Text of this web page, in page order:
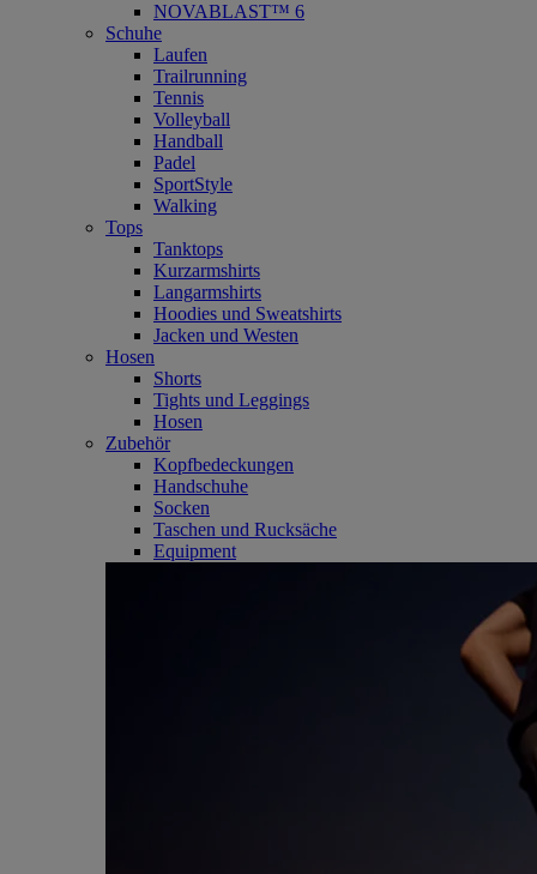
NOVABLAST™ 6
Schuhe
Laufen
Trailrunning
Tennis
Volleyball
Handball
Padel
SportStyle
Walking
Tops
Tanktops
Kurzarmshirts
Langarmshirts
Hoodies und Sweatshirts
Jacken und Westen
Hosen
Shorts
Tights und Leggings
Hosen
Zubehör
Kopfbedeckungen
Handschuhe
Socken
Taschen und Rucksäche
Equipment